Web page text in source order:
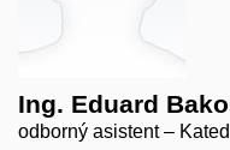
Ing. Eduard
odborný asistent –